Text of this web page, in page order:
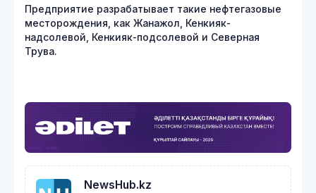
Предприятие разрабатывает такие нефтегазовые
месторождения, как Жанажол, Кенкияк-
надсолевой, Кенкияк-подсолевой и Северная
Трува.
NewsHub.kz